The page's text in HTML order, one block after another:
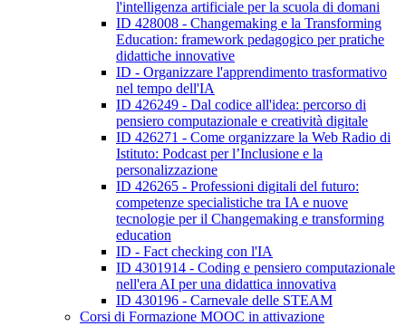
l'intelligenza artificiale per la scuola di domani
ID 428008 - Changemaking e la Transforming
Education: framework pedagogico per pratiche
didattiche innovative
ID - Organizzare l'apprendimento trasformativo
nel tempo dell'IA
ID 426249 - Dal codice all'idea: percorso di
pensiero computazionale e creatività digitale
ID 426271 - Come organizzare la Web Radio di
Istituto: Podcast per l’Inclusione e la
personalizzazione
ID 426265 - Professioni digitali del futuro:
competenze specialistiche tra IA e nuove
tecnologie per il Changemaking e transforming
education
ID - Fact checking con l'IA
ID 4301914 - Coding e pensiero computazionale
nell'era AI per una didattica innovativa
ID 430196 - Carnevale delle STEAM
Corsi di Formazione MOOC in attivazione